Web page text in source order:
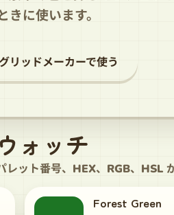
に使います。
グリッドメーカーで使う
ォッチ
ット番号、HEX、RGB、HSL
Forest Green